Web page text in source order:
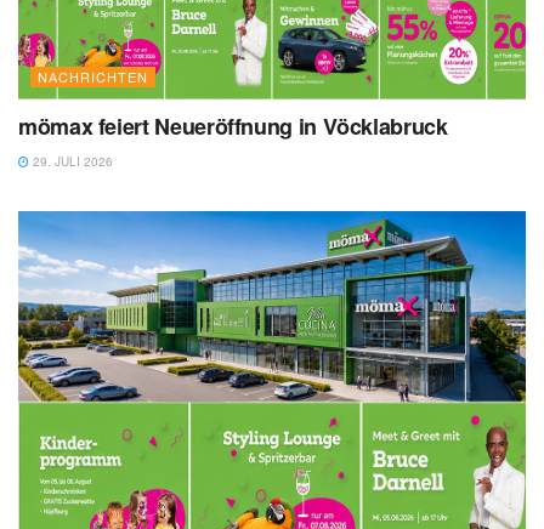
NACHRICHTEN
mömax feiert Neueröffnung in Vöcklabruck
29. JULI 2026